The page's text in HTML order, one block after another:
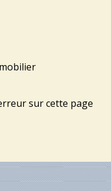
sur cette page